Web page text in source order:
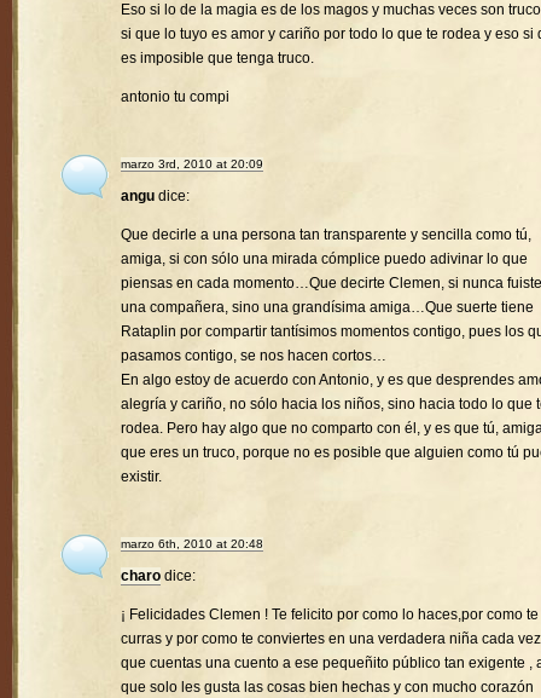
Eso si lo de la magia es de los magos y muchas veces son
si que lo tuyo es amor y cariño por todo lo que te rodea y eso si
es imposible que tenga truco.
antonio tu compi
marzo 3rd, 2010 at 20:09
angu dice:
Que decirle a una persona tan transparente y sencilla como tú,
amiga, si con sólo una mirada cómplice puedo adivinar lo que
piensas en cada momento…Que decirte Clemen, si nunca fuiste
una compañera, sino una grandísima amiga…Que suerte tiene
Rataplin por compartir tantísimos momentos contigo, pues los
pasamos contigo, se nos hacen cortos…
En algo estoy de acuerdo con Antonio, y es que desprendes
alegría y cariño, no sólo hacia los niños, sino hacia todo lo que
rodea. Pero hay algo que no comparto con él, y es que tú,
que eres un truco, porque no es posible que alguien como tú
existir.
marzo 6th, 2010 at 20:48
charo dice:
¡ Felicidades Clemen ! Te felicito por como lo haces,por como
curras y por como te conviertes en una verdadera niña cada vez
que cuentas una cuento a ese pequeñito público tan exigente ,
que solo les gusta las cosas bien hechas y con mucho corazón